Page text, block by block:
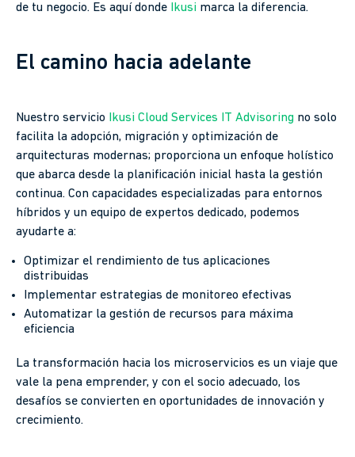
de tu negocio. Es aquí donde Ikusi marca la diferencia.
El camino hacia adelante
Nuestro servicio Ikusi Cloud Services IT Advisoring no solo
facilita la adopción, migración y optimización de
arquitecturas modernas; proporciona un enfoque holístico
que abarca desde la planificación inicial hasta la gestión
continua. Con capacidades especializadas para entornos
híbridos y un equipo de expertos dedicado, podemos
ayudarte a:
Optimizar el rendimiento de tus aplicaciones
distribuidas
Implementar estrategias de monitoreo efectivas
Automatizar la gestión de recursos para máxima
eficiencia
La transformación hacia los microservicios es un viaje que
vale la pena emprender, y con el socio adecuado, los
desafíos se convierten en oportunidades de innovación y
crecimiento.